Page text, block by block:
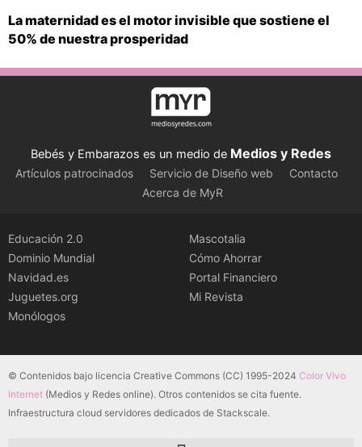
La maternidad es el motor invisible que sostiene el
50% de nuestra prosperidad
Bebés y Embarazos es un medio de Medios y Redes
Artículos patrocinados Servicio de Diseño web
Contacto
Acerca de MyR
Educación 2.0
Dominio Mundial
Navidad.es
Juguetes.org
Monólogos
Mascotalia
Cómo Ahorrar
Portal Financiero
Mi Revista
© Contenidos bajo licencia Creative Commons (CC) 1995-2024 Color Vivo
Internet (Medios y Redes online). Otros contenidos se cita fuente.
Infraestructura cloud servidores dedicados de Stackscale.